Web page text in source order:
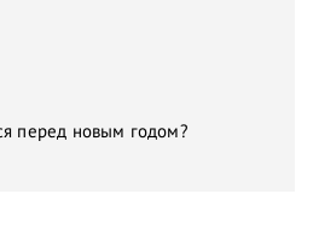
перед новым годом?